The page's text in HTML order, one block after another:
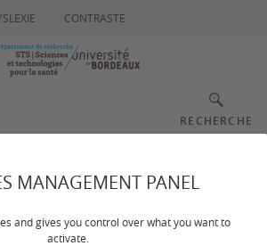
MANAGEMENT PANEL
and gives you control over what you want to
activate.
CONTRASTE
RECHERCHE
2020